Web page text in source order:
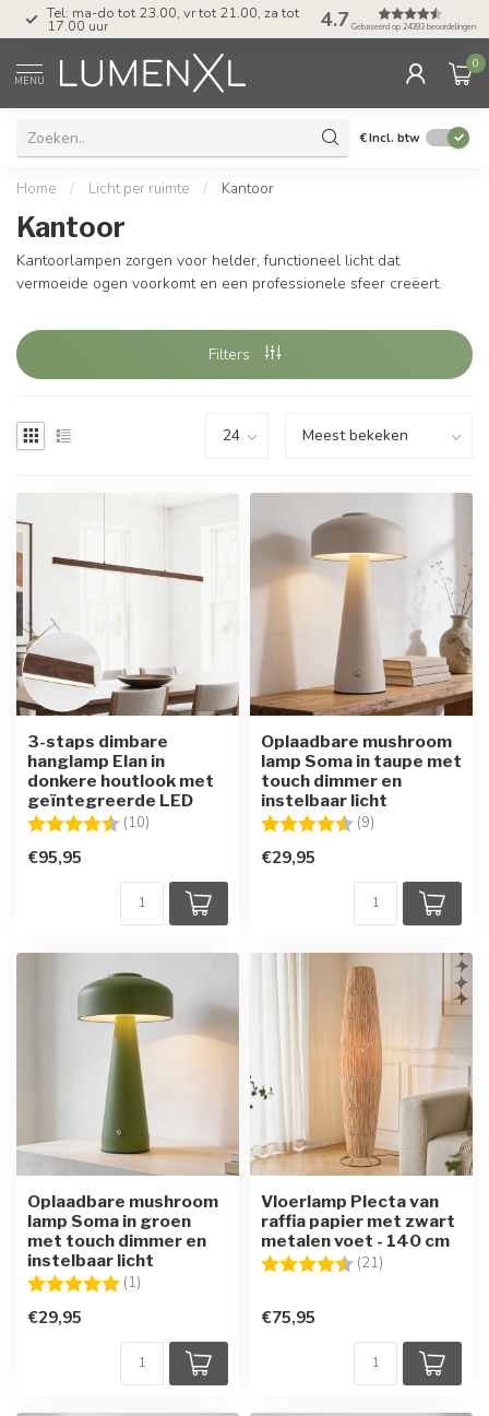
Tel: ma-do tot 23.00, vr tot 21.00, za tot
17.00 uur 4.7 Gebaseerd op 24393 beoordelingen
MENU
0
€Incl. btw
Home / Licht per ruimte / Kantoor
Kantoor
Kantoorlampen zorgen voor helder, functioneel licht dat
vermoeide ogen voorkomt en een professionele sfeer creëert.
Filters
3-staps dimbare
hanglamp Elan in
donkere houtlook met
geïntegreerde LED
Beoordeling: (10)
€95,95
Oplaadbare mushroom
lamp Soma in taupe met
touch dimmer en
instelbaar licht
Beoordeling: (9)
€29,95
Oplaadbare mushroom
lamp Soma in groen
met touch dimmer en
instelbaar licht
Beoordeling: (1)
€29,95
Vloerlamp Plecta van
raffia papier met zwart
metalen voet - 140 cm
Beoordeling: (21)
€75,95